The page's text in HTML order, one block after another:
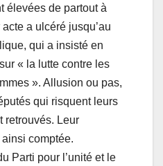
élevées de partout à
a ulcéré jusqu’au
qui a insisté en
« la lutte contre les
». Allusion ou pas,
qui risquent leurs
retrouvés. Leur
comptée.
Parti pour l’unité et le